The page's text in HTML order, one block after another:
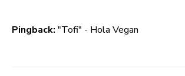
Pingback: "Tofi" - Hola Vegan